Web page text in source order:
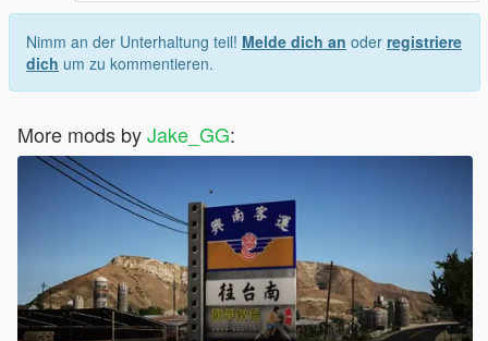
Nimm an der Unterhaltung teil! Melde dich an oder registriere
dich um zu kommentieren.
More mods byJake_GG: